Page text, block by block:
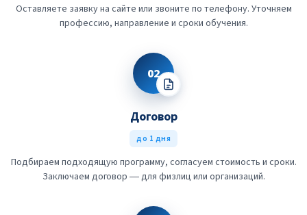
Оставляете заявку на сайте или звоните по телефону. Уточняем
профессию, направление и сроки обучения.
02
Договор
до 1 дня
Подбираем подходящую программу, согласуем стоимость и сроки.
Заключаем договор — для физлиц или организаций.